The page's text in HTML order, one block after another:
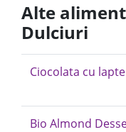
Alte
Dulciuri
Ciocolata cu
Bio Almond